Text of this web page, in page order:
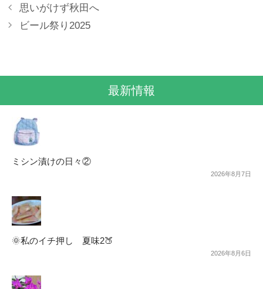
思いがけず秋田へ
ビール祭り2025
最新情報
ミシン漬けの日々②
2026年8月7日
🌞私のイチ押し 夏味2🍑
2026年8月6日